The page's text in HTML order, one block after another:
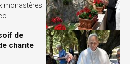
monastères
de
charité